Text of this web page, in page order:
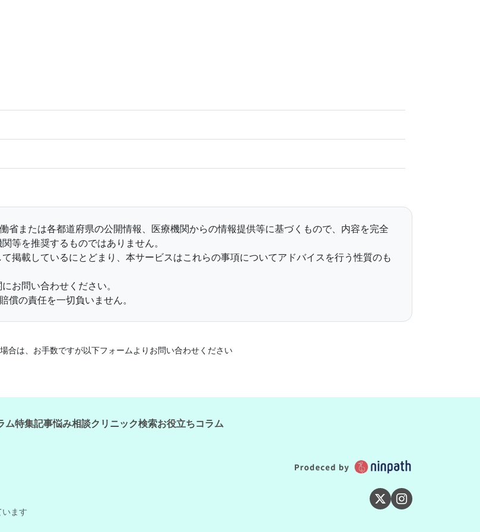
または各都道府県の公開情報、医療機関からの情報提供等に基づくもので、内容を完全
等を推奨するものではありません。
掲載しているにとどまり、本サービスはこれらの事項についてアドバイスを行う性質のも
お問い合わせください。
の責任を一切負いません。
は、お手数ですが以下フォームよりお問い合わせください
ム特集記事悩み相談クリニック検索お役立ちコラム
ます